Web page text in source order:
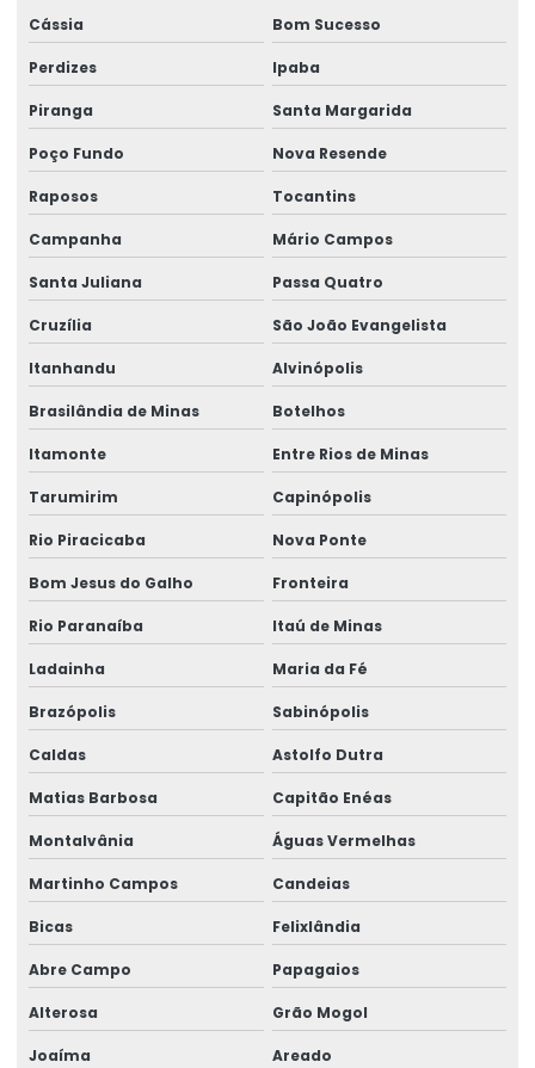
Cássia Bom Sucesso
Perdizes Ipaba
Piranga Santa Margarida
Poço Fundo Nova Resende
Raposos Tocantins
Campanha Mário Campos
Santa Juliana Passa Quatro
Cruzília São João Evangelista
Itanhandu Alvinópolis
Brasilândia de Minas Botelhos
Itamonte Entre Rios de Minas
Tarumirim Capinópolis
Rio Piracicaba Nova Ponte
Bom Jesus do Galho Fronteira
Rio Paranaíba Itaú de Minas
Ladainha Maria da Fé
Brazópolis Sabinópolis
Caldas Astolfo Dutra
Matias Barbosa Capitão Enéas
Montalvânia Águas Vermelhas
Martinho Campos Candeias
Bicas Felixlândia
Abre Campo Papagaios
Alterosa Grão Mogol
Joaíma Areado